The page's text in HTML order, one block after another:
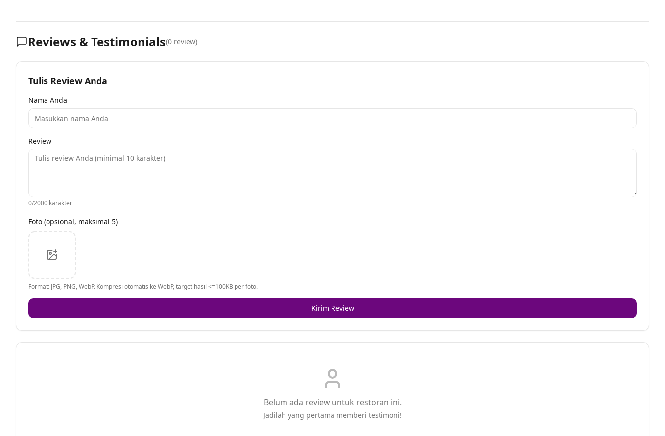
Reviews & Testimonials(0 review)
Tulis Review Anda
Nama Anda
Review
0/2000 karakter
Foto (opsional, maksimal 5)
Format: JPG, PNG, WebP. Kompresi otomatis ke WebP, target hasil <=100KB per foto.
Kirim Review
Belum ada review untuk restoran ini.
Jadilah yang pertama memberi testimoni!